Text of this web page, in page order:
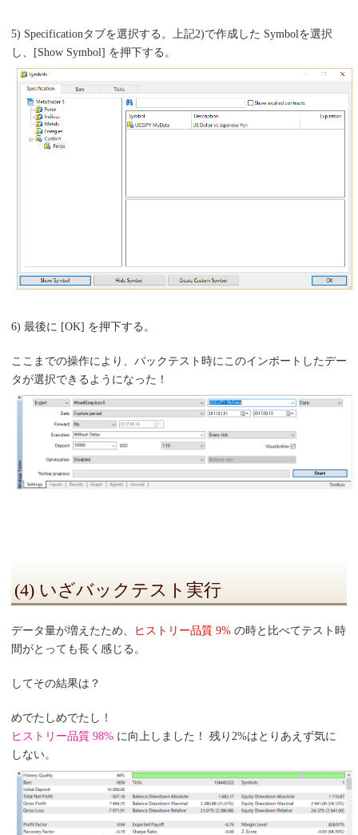
5) Specificationタブを選択する。上記2)で作成した Symbolを選択
し、[Show Symbol] を押下する。
6) 最後に [OK] を押下する。
ここまでの操作により、バックテスト時にこのインポートしたデー
タが選択できるようになった！
(4) いざバックテスト実行
データ量が増えたため、 ヒストリー品質 9% の時と比べてテスト時
間がとっても長く感じる。
してその結果は？
めでたしめでたし！
ヒストリー品質 98% に向上しました！ 残り2%はとりあえず気に
しない。